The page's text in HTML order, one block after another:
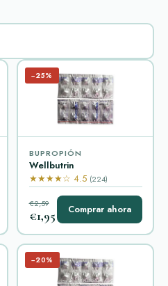
−25%
BUPROPIÓN
Wellbutrin
★★★★☆ 4.5 (224)
€2,59
€1,95 Comprar ahora
−20%